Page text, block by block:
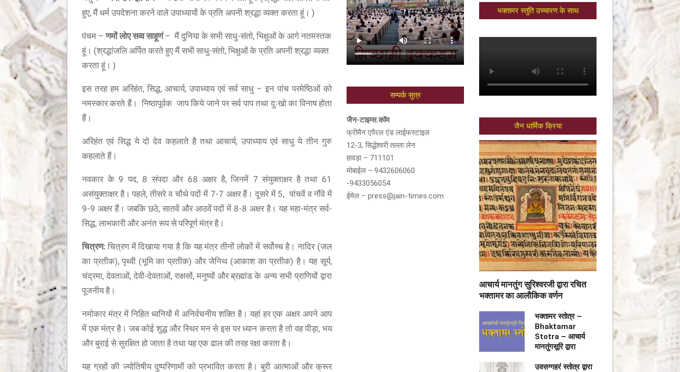
हुए, मैं धर्म उपदेशना करने वाले उपाध्यायों के प्रति अपनी श्रद्धा व्यक्त करता हूं। )
पंचम – णमों लोए सव्व साहूणं– मैं दुनिया के सभी साधु-संतो, भिक्षुओं के आगे नतमस्तक
हूं। (श्रद्धांजलि अर्पित करते हुए मैं सभी साधु-संतो, भिक्षुओं के प्रति अपनी श्रद्धा व्यक्त
करता हूं। )
इस तरह हम अरिहंत, सिद्ध, आचार्य, उपाध्याय एवं सर्व साधु – इन पांच परमेष्ठिओं को
नमस्कार करते हैं। निष्ठापूर्वक जाप किये जाने पर सर्व पाप तथा दुःखो का विनाष होता
हैं।
अरिहंत एवं सिद्ध ये दो देव कहलाते है तथा आचार्य, उपाध्याय एवं साधु ये तीन गुरु
कहलाते हैं।
नवकार के 9 पद, 8 संपदा और 68 अक्षर है, जिनमें 7 संयुक्ताक्षर है तथा 61
असंयुक्ताक्षर है। पहले, तीसरे व चौथे पदों में 7-7 अक्षर हैं। दूसरे में 5, पांचवें व नौंवे में
9-9 अक्षर हैं। जबकि छठे, सातवें और आठवें पदों में 8-8 अक्षर है। यह महा-मंत्र सर्व-
सिद्ध, लाभकारी और अनंत रूप से परिपूर्ण मंत्र है।
चित्रण: चित्रण में दिखाया गया है कि यह मंत्र तीनों लोकों में सर्वोच्च है। नादिर (जल
का प्रतीक), पृथ्वी (भूमि का प्रतीक) और जेनिथ (आकाश का प्रतीक) है। यह सूर्य,
चंद्रमा, देवताओं, देवी-देवताओं, राक्षसों, मनुष्यों और ब्रह्मांड के अन्य सभी प्राणियों द्वारा
पूजनीय है।
नमोकार मंत्र में निहित ध्वनियों में अनिर्वचनीय शक्ति है। यहां हर एक अक्षर अपने आप
में एक मंत्र है। जब कोई शुद्ध और स्थिर मन से इस पर ध्यान करता है तो वह पीड़ा, भय
और बुराई से सुरक्षित हो जाता है तथा यह एक ढाल की तरह रक्षा करता है।
यह ग्रहों की ज्योतिषीय दुष्परिणामों को प्रभावित करता है। बुरी आत्माओं और क्रूर
में णमो अरिहंताणं
मिशन के तहत 96,000 से अधिक लोगों को योग
सम्पर्क सुत्र
जैन-टाइम्स.कॉम
फ्रीमैन एपैरल एंड लाईफस्टाइल
12-3, सिद्धेश्वरी तल्ला लेन
हावड़ा – 711101
मोबाईल – 9432606060
-9433056054
ईमेल – press@jain-times.com
भक्तामर स्तुति उच्चारण के साथ
जैन धार्मिक क्रिया
आचार्य मानतुंग सुरिश्वरजी द्वारा रचित
भक्तामर का आलौकिक वर्णन
भक्तामर स्तोत्र –
Bhaktamar
Stotra – आचार्य
मानतुंगसूरि द्वारा
उवसग्गहरं स्तोत्र द्वारा